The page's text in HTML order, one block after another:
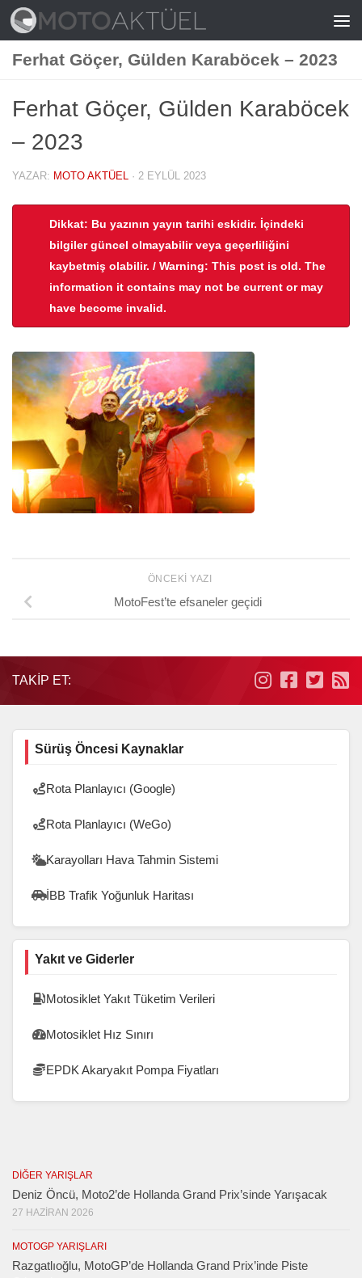
Skip to content
Ferhat Göçer, Gülden Karaböcek – 2023
Ferhat Göçer, Gülden Karaböcek
– 2023
YAZAR: MOTO AKTÜEL · 2 EYLÜL 2023
Dikkat: Bu yazının yayın tarihi eskidir. İçindeki
bilgiler güncel olmayabilir veya geçerliliğini
kaybetmiş olabilir. / Warning: This post is old. The
information it contains may not be current or may
have become invalid.
ÖNCEKI YAZI
MotoFest’te efsaneler geçidi
TAKIP ET:
Sürüş Öncesi Kaynaklar
Rota Planlayıcı (Google)
Rota Planlayıcı (WeGo)
Karayolları Hava Tahmin Sistemi
İBB Trafik Yoğunluk Haritası
Yakıt ve Giderler
Motosiklet Yakıt Tüketim Verileri
Motosiklet Hız Sınırı
EPDK Akaryakıt Pompa Fiyatları
DIĞER YARIŞLAR
Deniz Öncü, Moto2’de Hollanda Grand Prix’sinde Yarışacak
27 HAZIRAN 2026
MOTOGP YARIŞLARI
Razgatlıoğlu, MotoGP’de Hollanda Grand Prix’inde Piste